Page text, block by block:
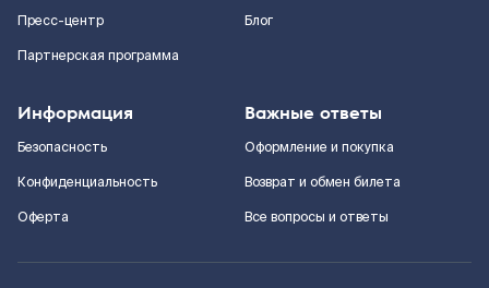
Пресс-центр
Партнерская программа
Блог
Информация
Безопасность
Конфиденциальность
Оферта
Важные ответы
Оформление и покупка
Возврат и обмен билета
Все вопросы и ответы